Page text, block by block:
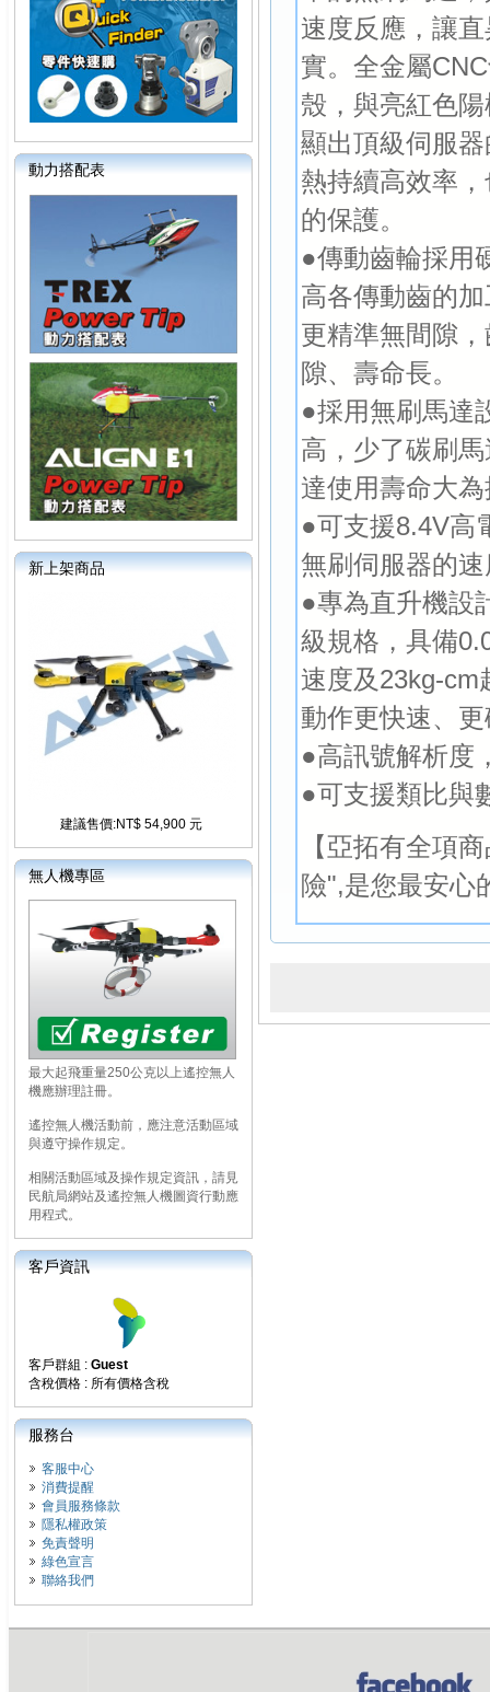
動力搭配表
新上架商品
建議售價:NT$ 54,900 元
無人機專區
最大起飛重量250公克以上遙控無人
機應辦理註冊。
遙控無人機活動前，應注意活動區域
與遵守操作規定。
相關活動區域及操作規定資訊，請見
民航局網站及遙控無人機圖資行動應
用程式。
客戶資訊
客戶群組 : Guest
含稅價格 : 所有價格含稅
服務台
客服中心
消費提醒
會員服務條款
隱私權政策
免責聲明
綠色宣言
聯絡我們
速度反應，讓
實。全金屬
殼，與亮紅色
顯出頂級伺服
熱持續高效率
的保護。
●傳動齒輪採用
高各傳動齒的
更精準無間隙
隙、壽命長。
●採用無刷馬達
高，少了碳刷
達使用壽命大
●可支援8.4V高
無刷伺服器的
●專為直升機設
級規格，具備
速度及23kg-cm
動作更快速、
●高訊號解析度
●可支援類比與
【亞拓有全項
險",是您最安心